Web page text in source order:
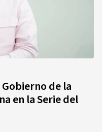
de la
en la Serie del